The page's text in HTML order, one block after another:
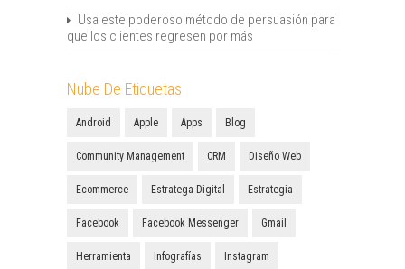
Usa este poderoso método de persuasión para
que los clientes regresen por más
Nube De Etiquetas
Android Apple Apps Blog
Community Management CRM Diseño Web
Ecommerce Estratega Digital Estrategia
Facebook Facebook Messenger Gmail
Herramienta Infografías Instagram